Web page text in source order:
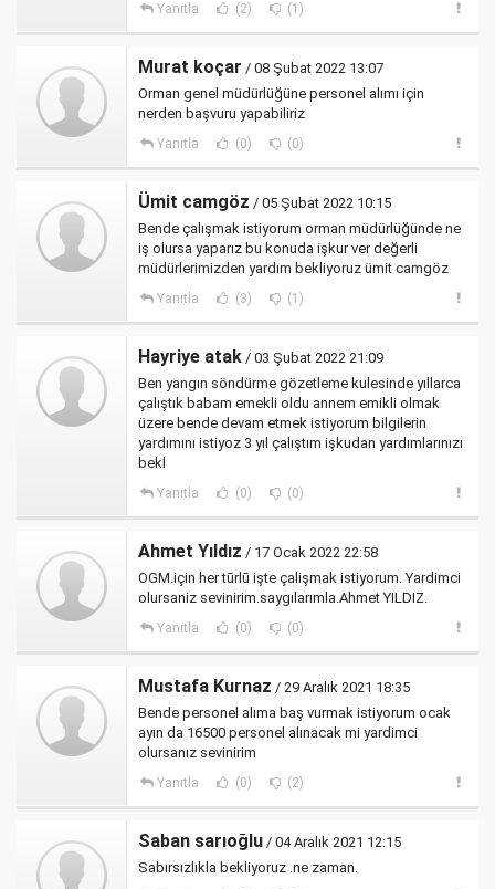
Yanıtla (2) (1)
Murat koçar / 08 Şubat 2022 13:07
Orman genel müdürlüğüne personel alımı için
nerden başvuru yapabiliriz
Yanıtla (0) (0)
Ümit camgöz / 05 Şubat 2022 10:15
Bende çalışmak istiyorum orman müdürlüğünde ne
iş olursa yaparız bu konuda işkur ver değerli
müdürlerimizden yardım bekliyoruz ümit camgöz
Yanıtla (3) (1)
Hayriye atak / 03 Şubat 2022 21:09
Ben yangın söndürme gözetleme kulesinde yıllarca
çalıştık babam emekli oldu annem emikli olmak
üzere bende devam etmek istiyorum bilgilerin
yardımını istiyoz 3 yıl çalıştım işkudan yardımlarınızı
bekl
Yanıtla (0) (0)
Ahmet Yıldız / 17 Ocak 2022 22:58
OGM.için her tūrlū işte çalişmak istiyorum. Yardimci
olursaniz sevinirim.saygılarımla.Ahmet YILDIZ.
Yanıtla (0) (0)
Mustafa Kurnaz / 29 Aralık 2021 18:35
Bende personel alıma baş vurmak istiyorum ocak
ayın da 16500 personel alınacak mi yardimci
olursanız sevinirim
Yanıtla (0) (2)
Saban sarıoğlu / 04 Aralık 2021 12:15
Sabırsızlıkla bekliyoruz .ne zaman.